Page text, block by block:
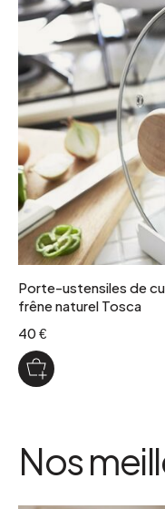
nombre colis
1
poids colis
10 kg
poids maximum
15 kg
coloris
vert olive
Porte-ustensiles de
frêne naturel Tosca
40 €
Nos